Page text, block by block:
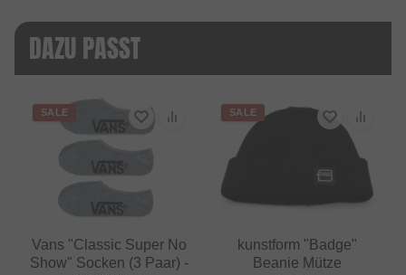
DAZU PASST
SALE
Vans "Classic Super No
Show" Socken (3 Paar) -
SALE
kunstform "Badge"
Beanie Mütze